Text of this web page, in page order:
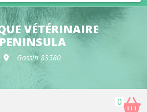
gratuit en clinique
de croquettes vétérinaire
VÉTÉRINAIRE
PENINSULA
Gassin 83580
0